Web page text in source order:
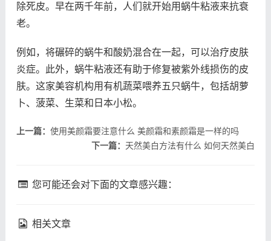
除死皮。早在两千年前，人们就开始用蜗牛粘液来抗衰
老。
例如，将碾碎的蜗牛和酸奶混合在一起，可以治疗皮肤
炎症。此外，蜗牛粘液还有助于修复被紫外线损伤的皮
肤。这家美容机构用有机蔬菜喂养五只蜗牛，包括胡萝
卜、菠菜、生菜和日本小松。
上一篇： 使用美颜霜要注意什么 美颜霜和素颜霜是一样的吗
下一篇： 天然美白方法有什么 如何天然美白
您可能还会对下面的文章感兴趣：
相关文章